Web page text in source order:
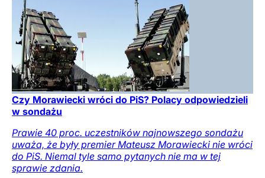
Czy Morawiecki wróci do PiS? Polacy odpowiedzieli
w sondażu
Prawie 40 proc. uczestników najnowszego sondażu
uważa, że były premier Mateusz Morawiecki nie wróci
do PiS. Niemal tyle samo pytanych nie ma w tej
sprawie zdania.